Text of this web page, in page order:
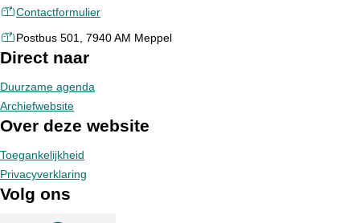
Contactformulier
Postbus 501, 7940 AM Meppel
Direct naar
Duurzame agenda
Archiefwebsite
Over deze website
Toegankelijkheid
Privacyverklaring
Volg ons